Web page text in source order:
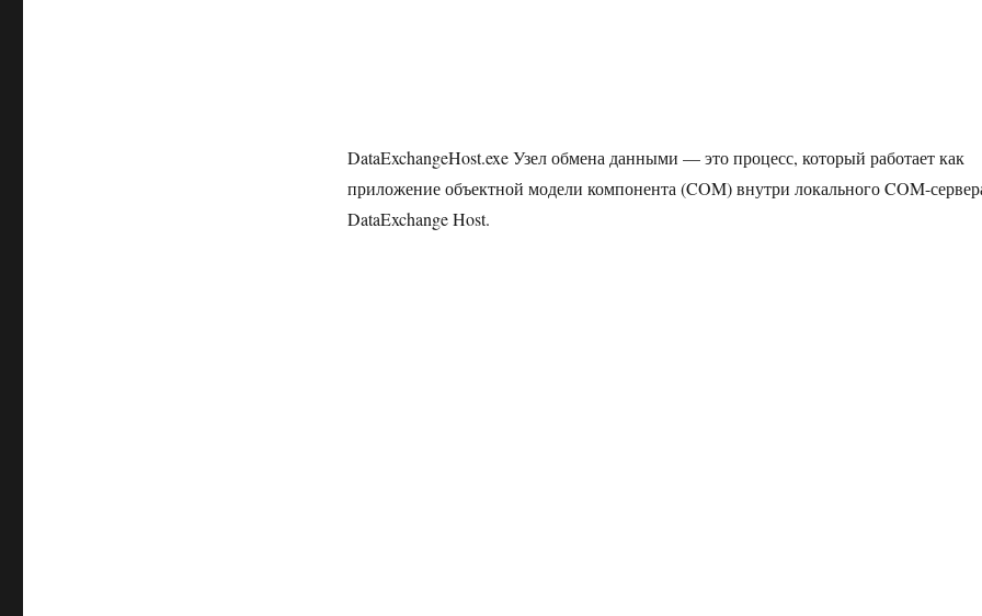
DataExchangeHost.exe Узел обмена данными — это процесс, который работает как
приложение объектной модели компонента (COM) внутри локального COM-
DataExchange Host.